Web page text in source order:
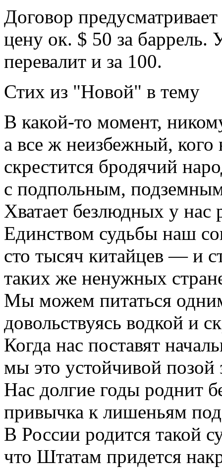
Договор
цену ок. $ 50 за баррель.
перевалит и за 100.
Стих из "Новой" в тему
В какой-то момент,
а все ж неизбежный, кого
скрестится бродячий
с подпольным,
Хватает безлюдных у нас
Единством судьбы наш
сто тысяч китайцев — и
таких же ненужных
Мы можем питаться
довольствуясь водкой и
Когда нас поставят
мы это устойчивой позой
Нас долгие годы роднит
привычка к лишеньям
В России родится такой
что Штатам придется